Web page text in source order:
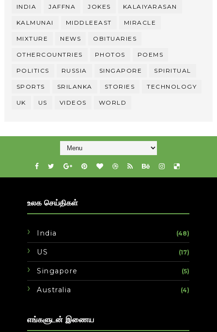
INDIA JAFFNA JOKES KALAIYARASAN
KALMUNAI MIDDLEEAST MIRACLE
MIXTURE NEWS OBITUARIES
OTHERCOUNTRIES PHOTOS POEMS
POLITICS RUSSIA SINGAPORE SPIRITUAL
SPORTS SRILANKA STORIES TECHNOLOGY
UK US VIDEOS WORLD
உலக செய்திகள்
India (48)
US (17)
Singapore (5)
Australia (4)
எங்களுடன் இணைய